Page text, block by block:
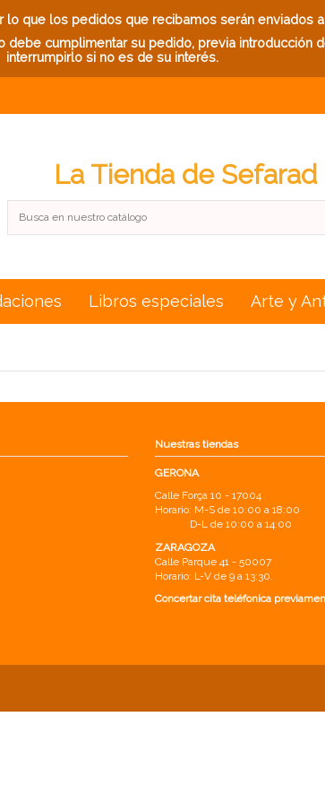
que los pedidos que recibamos serán enviados
cumplimentar su pedido, previa introducción
interrumpirlo si no es de su interés.
La Tienda de Sefarad
Libros especiales Arte y
Nuestras tiendas
GERONA
Calle Força 10 - 17004
Horario: M-S de 10:00 a 18:00
D-L de 10:00 a 14:00
ZARAGOZA
Calle Parque 41 - 50007
Horario: L-V de 9 a 13:30.
Concertar cita teléfonica